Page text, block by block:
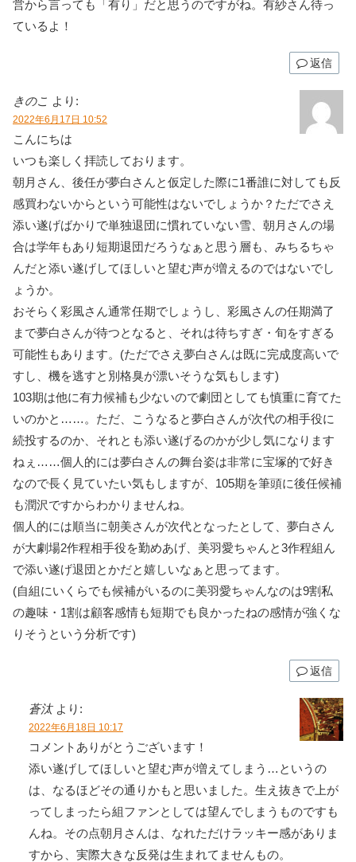
営から言っても「有り」だと思うのですがね。有紗さん待っ
ているよ！
返信
きのこ より:
2022年6月17日 10:52
こんにちは
いつも楽しく拝読しております。
朝月さん、後任が夢白さんと仮定した際に1番誰に対しても反
感買わないからという可能性はないでしょうか？ただでさえ
添い遂げばかりで単独退団に慣れていない雪、朝月さんの場
合は学年もあり短期退団だろうなぁと思う層も、みちるちゃ
んだと添い遂げしてほしいと望む声が増えるのではないでし
ょうか。
おそらく彩風さん通常任期でしょうし、彩風さんの任期満了
まで夢白さんが待つとなると、それは待ちすぎ・旬をすぎる
可能性もあります。(ただでさえ夢白さんは既に完成度高いで
すし、機を逃すと別格臭が漂いそうな気もします)
103期は他に有力候補も少ないので劇団としても慎重に育てた
いのかと……。ただ、こうなると夢白さんが次代の相手役に
続投するのか、それとも添い遂げるのかが少し気になります
ねぇ……個人的には夢白さんの舞台姿は非常に宝塚的で好き
なので長く見ていたい気もしますが、105期を筆頭に後任候補
も潤沢ですからわかりませんね。
個人的には順当に朝美さんが次代となったとして、夢白さん
が大劇場2作程相手役を勤めあげ、美羽愛ちゃんと3作程組ん
で添い遂げ退団とかだと嬉しいなぁと思ってます。
(自組にいくらでも候補がいるのに美羽愛ちゃんなのは9割私
の趣味・1割は顧客感情も短期でも良かったねの感情が強くな
りそうという分析です)
返信
蒼汰 より:
2022年6月18日 10:17
コメントありがとうございます！
添い遂げしてほしいと望む声が増えてしまう…というの
は、なるほどその通りかもと思いました。生え抜きで上が
ってしまったら組ファンとしては望んでしまうものですも
んね。その点朝月さんは、なれただけラッキー感がありま
すから、実際大きな反発は生まれてませんもの。